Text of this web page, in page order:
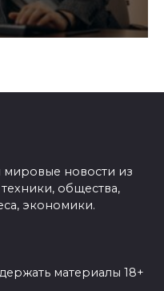
мировые новости из
общества,
экономики.
материалы 18+